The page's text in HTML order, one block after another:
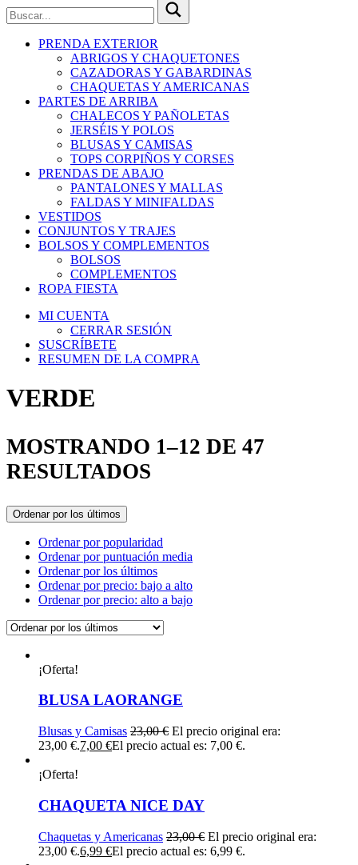
PRENDA EXTERIOR
ABRIGOS Y CHAQUETONES
CAZADORAS Y GABARDINAS
CHAQUETAS Y AMERICANAS
PARTES DE ARRIBA
CHALECOS Y PAÑOLETAS
JERSÉIS Y POLOS
BLUSAS Y CAMISAS
TOPS CORPIÑOS Y CORSES
PRENDAS DE ABAJO
PANTALONES Y MALLAS
FALDAS Y MINIFALDAS
VESTIDOS
CONJUNTOS Y TRAJES
BOLSOS Y COMPLEMENTOS
BOLSOS
COMPLEMENTOS
ROPA FIESTA
MI CUENTA
CERRAR SESIÓN
SUSCRÍBETE
RESUMEN DE LA COMPRA
VERDE
MOSTRANDO 1–12 DE 47
RESULTADOS
Ordenar por los últimos
Ordenar por popularidad
Ordenar por puntuación media
Ordenar por los últimos
Ordenar por precio: bajo a alto
Ordenar por precio: alto a bajo
¡Oferta!
BLUSA LAORANGE
Blusas y Camisas 23,00€ El precio original era:
23,00 €.7,00 €El precio actual es: 7,00 €.
¡Oferta!
CHAQUETA NICE DAY
Chaquetas y Americanas 23,00€ El precio original era:
23,00 €.6,99 €El precio actual es: 6,99 €.